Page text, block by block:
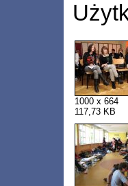
1000 x 664
117,73 KB